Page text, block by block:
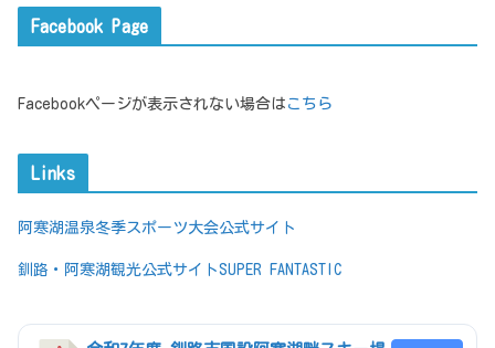
Facebook Page
Facebookページが表示されない場合は こちら
Links
阿寒湖温泉冬季スポーツ大会公式サイト
釧路・阿寒湖観光公式サイトSUPER FANTASTIC